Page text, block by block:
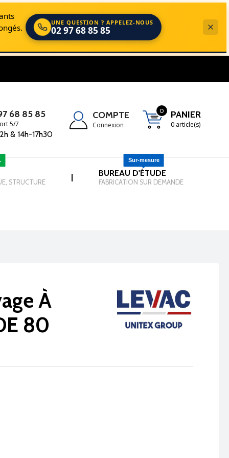
UNE QUESTION ? APPELEZ-NOUS
02 97 68 85 85
68 85 85
5/7
& 14h-17h30
COMPTE
Connexion
PANIER
0 article(s)
0
STRUCTURE
| BUREAU D'ÉTUDE
Sur-mesure
FABRICATION SUR DEMANDE
À
80